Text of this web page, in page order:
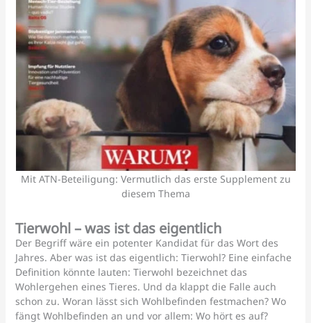
Mit ATN-Beteiligung: Vermutlich das erste Supplement zu
diesem Thema
Tierwohl – was ist das eigentlich
Der Begriff wäre ein potenter Kandidat für das Wort des
Jahres. Aber was ist das eigentlich: Tierwohl? Eine einfache
Definition könnte lauten: Tierwohl bezeichnet das
Wohlergehen eines Tieres. Und da klappt die Falle auch
schon zu. Woran lässt sich Wohlbefinden festmachen? Wo
fängt Wohlbefinden an und vor allem: Wo hört es auf?